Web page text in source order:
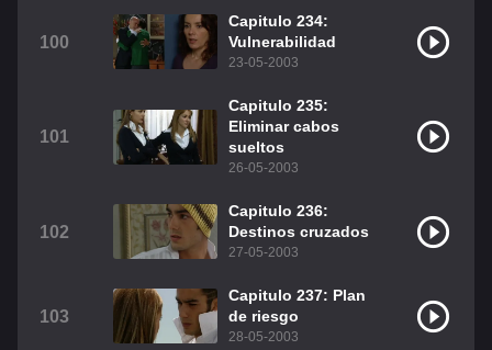
100
Capitulo 234:
Vulnerabilidad
23-05-2003
101
Capitulo 235:
Eliminar cabos
sueltos
26-05-2003
102
Capitulo 236:
Destinos cruzados
27-05-2003
103
Capitulo 237: Plan
de riesgo
28-05-2003